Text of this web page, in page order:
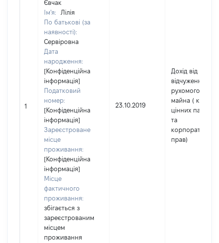
1
Євчак
Ім'я:
Лілія
По батькові (за
наявності):
Сервіровна
Дата
народження:
[Конфіденційна
інформація]
Податковий
номер:
[Конфіденційна
інформація]
Зареєстроване
місце
проживання:
[Конфіденційна
інформація]
Місце
фактичного
проживання:
збігається з
зареєстрованим
місцем
проживання
23.10.2019
Дохід від
відчуження
рухомого
майна ( крім
цінних паперів
та
корпоративних
прав)